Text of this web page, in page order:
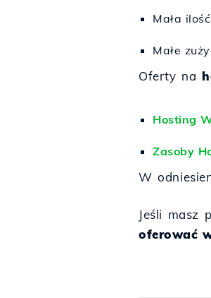
Mała
Małe
Oferty na
Hosting
Zasoby
W
Jeśli masz
oferować